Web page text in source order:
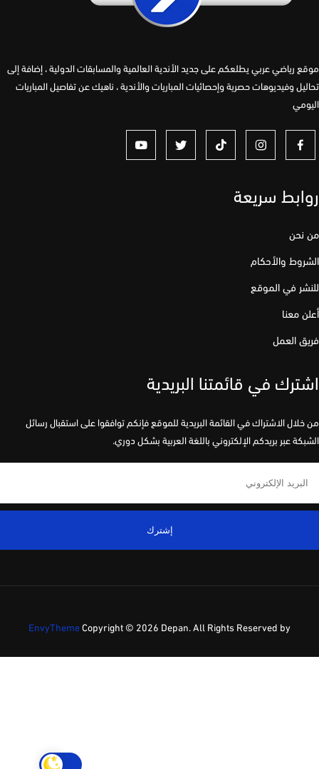
رياضي عربي يطلعكم على جديد الأندية العالمية والمسابقات الدولية ، إضافة إلى
وفيديوهات حصرية وإحصائيات المباريات والأندية ، ناهيك عن تفاصيل المباريات
سريعة
والأحكام
في الموقع
معنا
العمل
في قائمتنا البريدية
الاشتراك في القائمة البريدية للموقع فإنكم توافقوا على استقبال رسائل
عبر بريدكم الإلكتروني باللغة العربية بشكل دوري.
إشترك
Copyright ©2026 Depan. All Rights Reserved by
EnvyTheme